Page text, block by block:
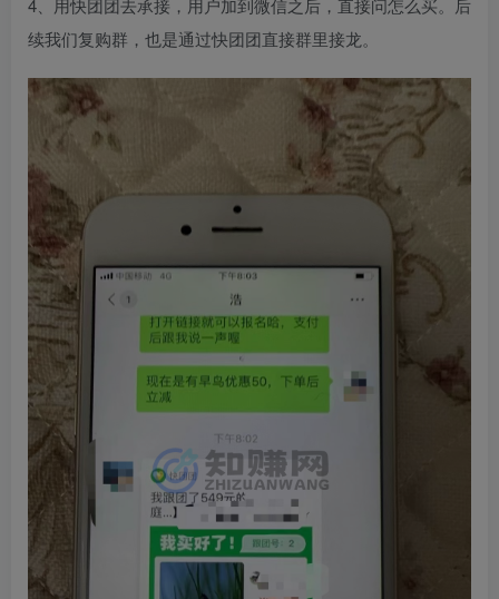
4、用快团团去承接，用户加到微信之后，直接问怎么买。后
续我们复购群，也是通过快团团直接群里接龙。